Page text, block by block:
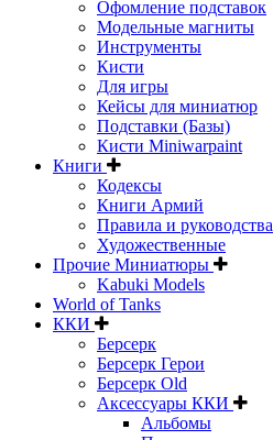
Офомление подставок
Модельные магниты
Инструменты
Кисти
Для игры
Кейсы для миниатюр
Подставки (Базы)
Кисти Miniwarpaint
Книги
Кодексы
Книги Армий
Правила и руководства
Художественные
Прочие Миниатюры
Kabuki Models
World of Tanks
ККИ
Берсерк
Берсерк Герои
Берсерк Old
Аксессуары ККИ
Альбомы